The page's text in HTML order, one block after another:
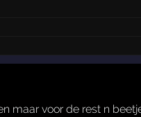
maar voor de rest n